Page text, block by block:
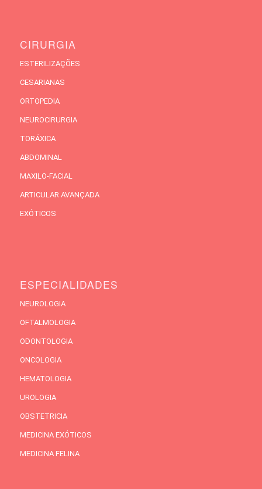
CIRURGIA
ESTERILIZAÇÕES
CESARIANAS
ORTOPEDIA
NEUROCIRURGIA
TORÁXICA
ABDOMINAL
MAXILO-FACIAL
ARTICULAR AVANÇADA
EXÓTICOS
ESPECIALIDADES
NEUROLOGIA
OFTALMOLOGIA
ODONTOLOGIA
ONCOLOGIA
HEMATOLOGIA
UROLOGIA
OBSTETRICIA
MEDICINA EXÓTICOS
MEDICINA FELINA